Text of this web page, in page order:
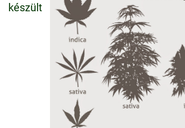
készült